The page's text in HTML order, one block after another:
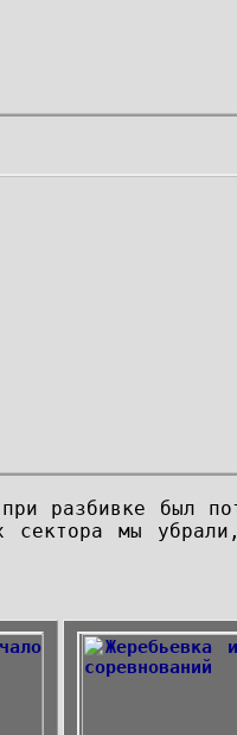
разбивке был
мы убрали,